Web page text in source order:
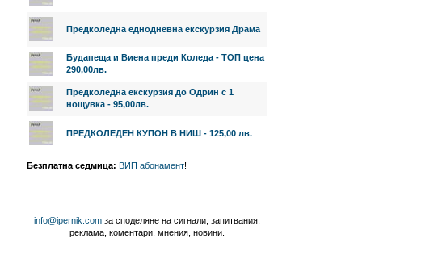
Предколедна еднодневна екскурзия Драма
Будапеща и Виена преди Коледа - ТОП цена
290,00лв.
Предколедна екскурзия до Одрин с 1
нощувка - 95,00лв.
ПРЕДКОЛЕДЕН КУПОН В НИШ - 125,00 лв.
Безплатна седмица: ВИП абонамент!
info@ipernik.com за споделяне на сигнали, запитвания,
реклама, коментари, мнения, новини.